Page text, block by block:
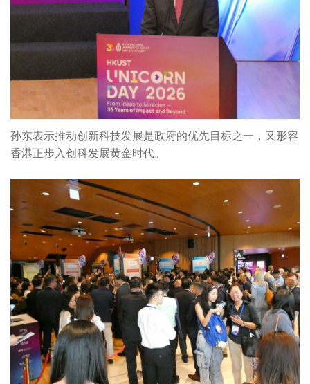
孙东表示推动创新科技发展是政府的优先目标之一，又形容
香港正步入创科发展黄金时代。